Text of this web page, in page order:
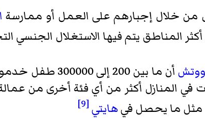
من خلال إجبارهم على العمل أو ممارسة
أكثر المناطق يتم فيها الاستغلال الجنسي
أن ما بين 200 إلى 300000 طفل خدموا كجنود في النزاعات الحالية
تعملن كخادمات في المنازل أكثر من أي فئة أخرى من
مثل ما يحصل فيهايتي [9]